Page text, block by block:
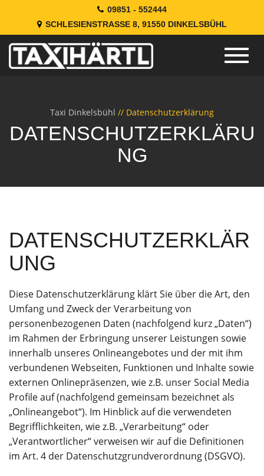
09851 - 552444
SCHLESIENSTRASSE 8, 91550 DINKELSBÜHL
Taxi Dinkelsbühl Datenschutzerklärung
DATENSCHUTZERKLÄRU
NG
DATENSCHUTZERKLÄR
UNG
Diese Datenschutzerklärung klärt Sie über die Art, den
Umfang und Zweck der Verarbeitung von
personenbezogenen Daten (nachfolgend kurz „Daten“)
im Rahmen der Erbringung unserer Leistungen sowie
innerhalb unseres Onlineangebotes und der mit ihm
verbundenen Webseiten, Funktionen und Inhalte sowie
externen Onlinepräsenzen, wie z.B. unser Social Media
Profile auf (nachfolgend gemeinsam bezeichnet als
„Onlineangebot“). Im Hinblick auf die verwendeten
Begrifflichkeiten, wie z.B. „Verarbeitung“ oder
„Verantwortlicher“ verweisen wir auf die Definitionen
im Art. 4 der Datenschutzgrundverordnung (DSGVO).